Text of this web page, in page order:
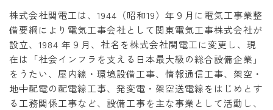
株式会社関電工は、1944（昭和19）年９月に電気工事業整
備要綱により電気工事会社として関東電気工事株式会社が
設立、1984 年９月、社名を株式会社関電工に変更し、現
在は「社会インフラを支える日本最大級の総合設備企業」
をうたい、屋内線・環境設備工事、情報通信工事、架空・
地中配電の配電線工事、発変電・架空送電線をはじめとす
る工務関係工事など、設備工事を主な事業として活動し、